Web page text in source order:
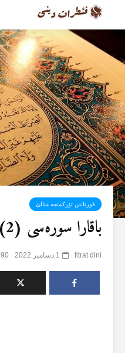
قورئانئن تۆرکمنجە مئالئ
باقارا سورەسی (2) – 14
fitrat dini 1 دسامبر 2022 90 گؤرۆنتۆلنمە